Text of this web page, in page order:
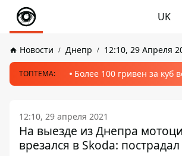
UK
Новости Днепр 12:10, 29 Апреля
ТОПТЕМА: Более 100 гривен за
12:10, 29 апреля 2021
На выезде из Днепра
врезался в Skoda: